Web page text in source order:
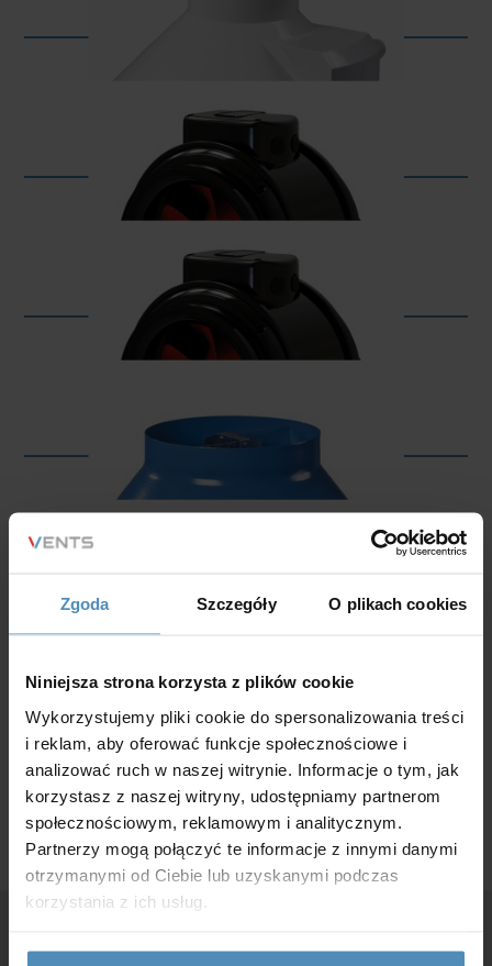
Zgoda Szczegóły O plikach cookies
Niniejsza strona korzysta z plików cookie
Wykorzystujemy pliki cookie do spersonalizowania treści
i reklam, aby oferować funkcje społecznościowe i
analizować ruch w naszej witrynie. Informacje o tym, jak
korzystasz z naszej witryny, udostępniamy partnerom
społecznościowym, reklamowym i analitycznym.
Partnerzy mogą połączyć te informacje z innymi danymi
otrzymanymi od Ciebie lub uzyskanymi podczas
korzystania z ich usług.
VK
BOOST